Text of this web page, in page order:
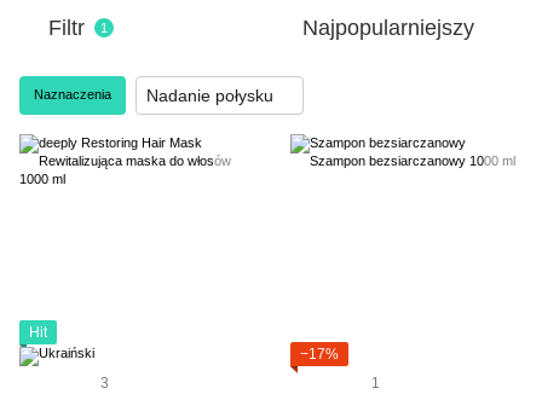
Filtr 1 Najpopularniejszy
Naznaczenia Nadanie połysku
Hit
3
−17%
1